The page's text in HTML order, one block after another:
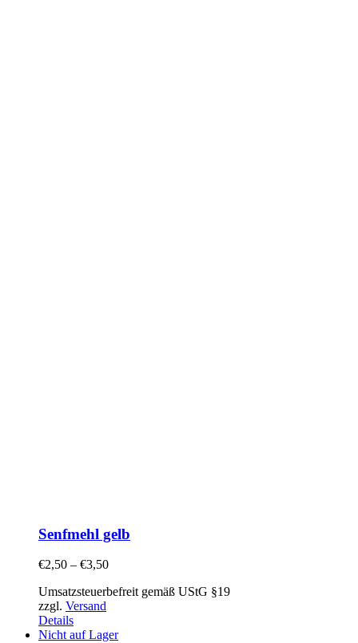
Senfmehl gelb
€2,50 – €3,50
Umsatzsteuerbefreit gemäß UStG §19
zzgl. Versand
Details
Nicht auf Lager